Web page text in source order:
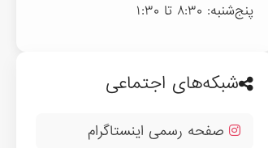
پنج‌شنبه: ۸:۳۰ تا ۱:۳۰
شبکه‌های اجتماعی
صفحه رسمی اینستاگرام